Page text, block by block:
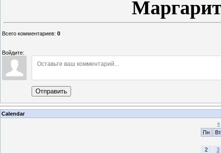
Маргарита
Всего комментариев: 0
Войдите:
Отправить
Calendar
«
Пн
Вт
2
3